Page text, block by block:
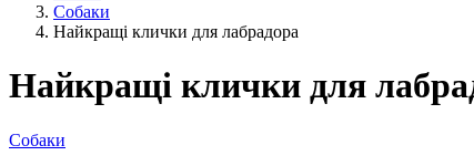
Собаки
Найкращі клички для лабрадора
Найкращі клички для
Собаки